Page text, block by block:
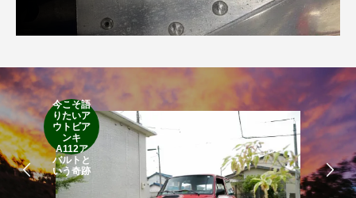
今こそ語
りたいア
ウトビア
ンキ
A112ア
バルトと
いう奇跡